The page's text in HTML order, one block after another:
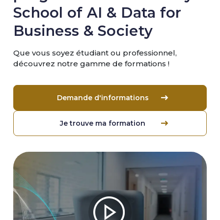
School of AI & Data for
Business & Society
Que vous soyez étudiant ou professionnel,
découvrez notre gamme de formations !
Demande d'informations
Je trouve ma formation
Image